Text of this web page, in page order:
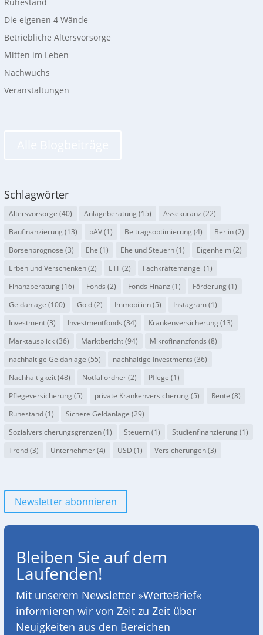
Die eigenen 4 Wände
Betriebliche Altersvorsorge
Mitten im Leben
Nachwuchs
Veranstaltungen
Schlagwörter
Altersvorsorge (40) Anlageberatung(15) Assekuranz (22)
Baufinanzierung(13) bAV(1) Beitragsoptimierung(4) Berlin(2)
Börsenprognose (3) Ehe (1) Ehe und Steuern(1) Eigenheim(2)
Erben und Verschenken(2) ETF(2) Fachkräftemangel (1)
Finanzberatung(16) Fonds (2) Fonds Finanz (1) Förderung(1)
Geldanlage (100) Gold(2) Immobilien(5) Instagram(1)
Investment(3) Investmentfonds (34) Krankenversicherung(13)
Marktausblick(36) Marktbericht(94) Mikrofinanzfonds (8)
nachhaltige Geldanlage (55) nachhaltige Investments (36)
Nachhaltigkeit(48) Notfallordner(2) Pflege (1)
Pflegeversicherung(5) private Krankenversicherung(5) Rente (8)
Ruhestand(1) Sichere Geldanlage (29)
Sozialversicherungsgrenzen(1) Steuern(1) Studienfinanzierung(1)
Trend(3) Unternehmer(4) USD (1) Versicherungen(3)
Newsletter abonnieren
Bleiben Sie auf dem
Laufenden!
Mit unserem Newsletter »WerteBrief«
informieren wir von Zeit zu Zeit über
Neuigkeiten aus den Bereichen